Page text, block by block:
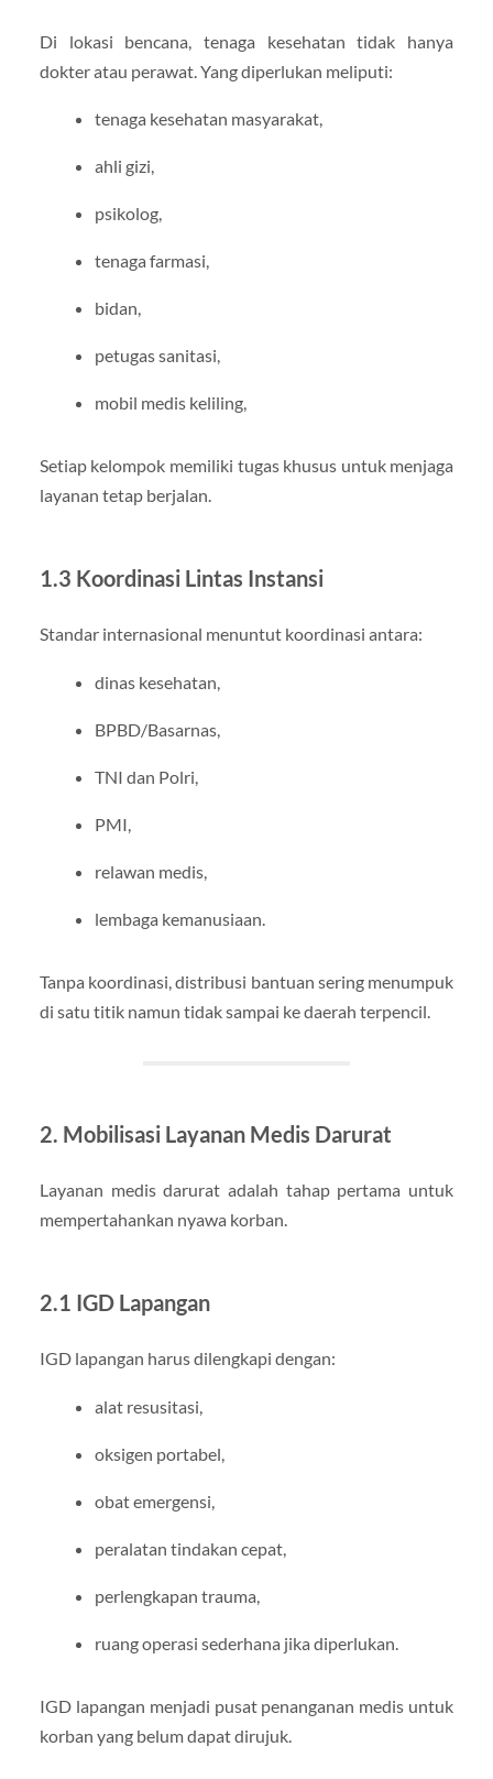
Di lokasi bencana, tenaga kesehatan tidak hanya
dokter atau perawat. Yang diperlukan meliputi:
tenaga kesehatan masyarakat,
ahli gizi,
psikolog,
tenaga farmasi,
bidan,
petugas sanitasi,
mobil medis keliling,
Setiap kelompok memiliki tugas khusus untuk menjaga
layanan tetap berjalan.
1.3 Koordinasi Lintas Instansi
Standar internasional menuntut koordinasi antara:
dinas kesehatan,
BPBD/Basarnas,
TNI dan Polri,
PMI,
relawan medis,
lembaga kemanusiaan.
Tanpa koordinasi, distribusi bantuan sering menumpuk
di satu titik namun tidak sampai ke daerah terpencil.
2. Mobilisasi Layanan Medis Darurat
Layanan medis darurat adalah tahap pertama untuk
mempertahankan nyawa korban.
2.1 IGD Lapangan
IGD lapangan harus dilengkapi dengan:
alat resusitasi,
oksigen portabel,
obat emergensi,
peralatan tindakan cepat,
perlengkapan trauma,
ruang operasi sederhana jika diperlukan.
IGD lapangan menjadi pusat penanganan medis untuk
korban yang belum dapat dirujuk.